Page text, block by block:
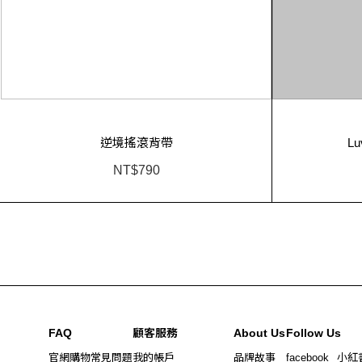
逆境搖滾背帶
NT$790
FAQ
官網購物常見問題
顧客服務
我的帳戶
About Us
品牌故事
Follow Us
facebook 小紅